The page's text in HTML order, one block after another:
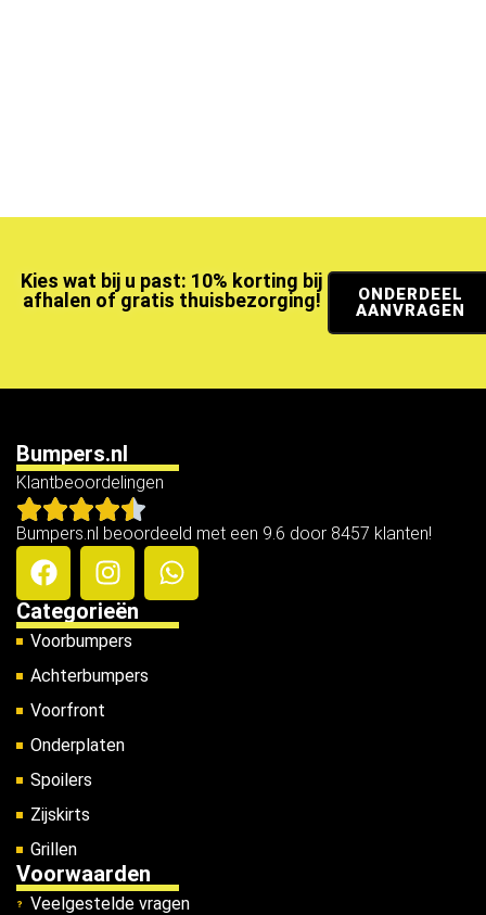
Kies wat bij u past: 10% korting bij
afhalen of gratis thuisbezorging!
ONDERDEEL
AANVRAGEN
Bumpers.nl
Klantbeoordelingen
Bumpers.nl beoordeeld met een 9.6 door 8457 klanten!
Categorieën
Voorbumpers
Achterbumpers
Voorfront
Onderplaten
Spoilers
Zijskirts
Grillen
Voorwaarden
Veelgestelde vragen